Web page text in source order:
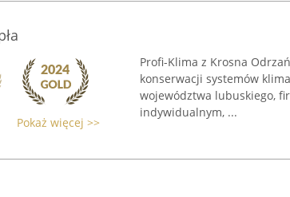
Pokaż więcej >>
Profi-Klima z Krosna
konserwacji systemów
województwa lubuskiego,
indywidualnym, ...